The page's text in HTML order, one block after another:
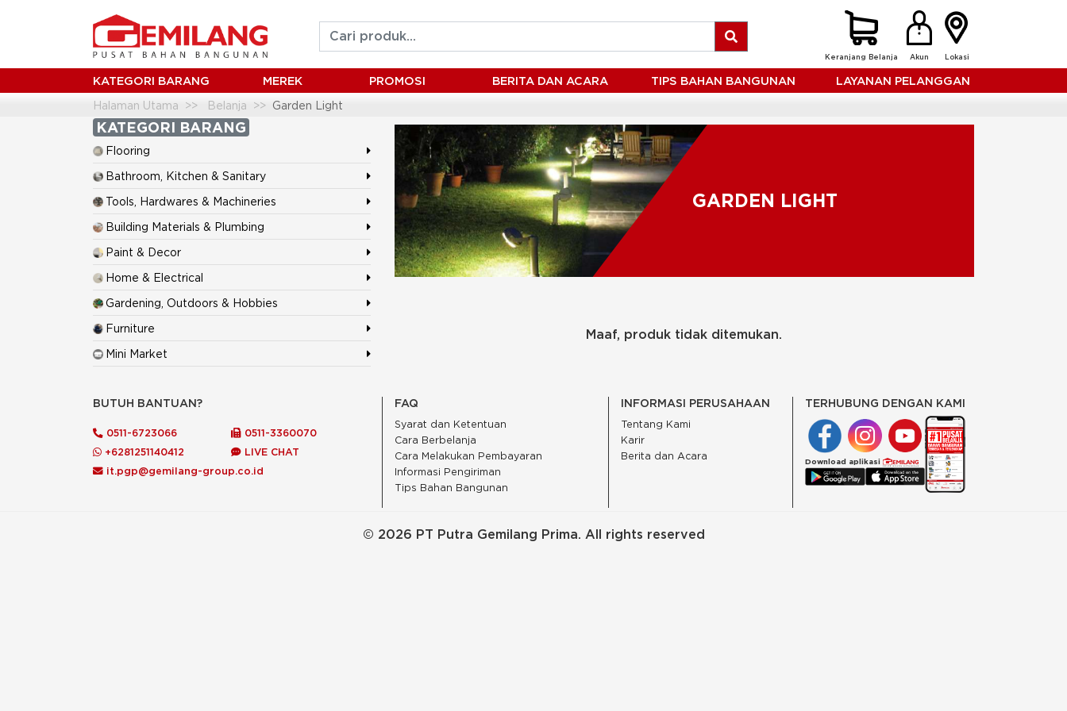
Keranjang Belanja Akun Lokasi
KATEGORI BARANG MEREK PROMOSI BERITA DAN ACARA TIPS BAHAN BANGUNAN LAYANAN PELANGGAN
Halaman Utama Belanja Garden Light
KATEGORI BARANG
Flooring
Bathroom, Kitchen & Sanitary
Tools, Hardwares & Machineries
Building Materials & Plumbing
Paint & Decor
Home & Electrical
Gardening, Outdoors & Hobbies
Furniture
Mini Market
GARDEN LIGHT
Maaf, produk tidak ditemukan.
BUTUH BANTUAN?
0511-6723066
0511-3360070
+6281251140412
LIVE CHAT
it.pgp@gemilang-group.co.id
FAQ
Syarat dan Ketentuan
Cara Berbelanja
Cara Melakukan Pembayaran
Informasi Pengiriman
Tips Bahan Bangunan
INFORMASI PERUSAHAAN
Tentang Kami
Karir
Berita dan Acara
TERHUBUNG DENGAN KAMI
Download aplikasi
© 2026 PT Putra Gemilang Prima. All rights reserved